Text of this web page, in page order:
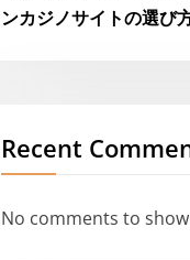
ンカジノサイトの選び
Recent
No comments to